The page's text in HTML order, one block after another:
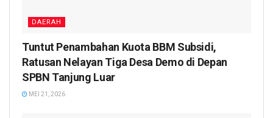
DAERAH
Tuntut Penambahan Kuota BBM Subsidi,
Ratusan Nelayan Tiga Desa Demo di Depan
SPBN Tanjung Luar
MEI 21, 2026